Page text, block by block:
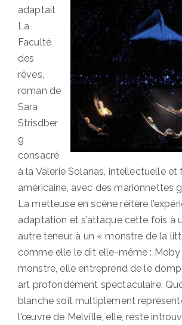
adaptait
La
Faculté
des
rêves,
roman de
Sara
Strisdber
g
consacré
à la Valerie Solanas, intellectuelle et
américaine, avec des marionnettes
La metteuse en scène réitère
adaptation et s’attaque cette fois à
autre teneur, à un « monstre de la
comme elle le dit elle-même : Moby
monstre, elle entreprend de le
art profondément spectaculaire.
blanche soit multiplement
l'œuvre de Melville, elle, reste